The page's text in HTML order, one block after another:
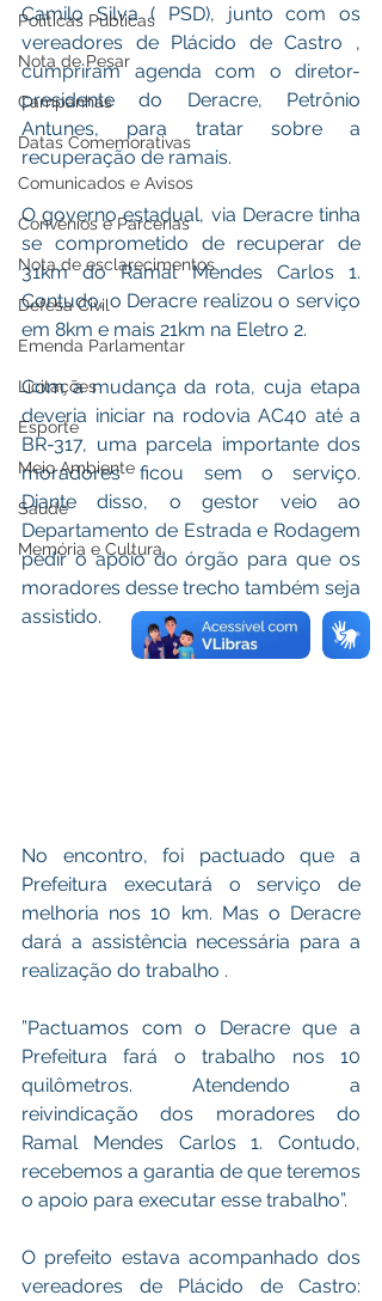
Políticas Públicas
Nota de Pesar
Campanhas
Datas Comemorativas
Comunicados e Avisos
Convênios e Parcerias
Nota de esclarecimentos
Defesa Civil
Emenda Parlamentar
Licitações
Esporte
Meio Ambiente
Saúde
Memória e Cultura
Camilo Silva ( PSD), junto com os
vereadores de Plácido de Castro ,
cumpriram agenda com o diretor-
presidente do Deracre, Petrônio
Antunes, para tratar sobre a
recuperação de ramais.
O governo estadual, via Deracre tinha
se comprometido de recuperar de
31km do Ramal Mendes Carlos 1.
Contudo, o Deracre realizou o serviço
em 8km e mais 21km na Eletro 2.
Com a mudança da rota, cuja etapa
deveria iniciar na rodovia AC40 até a
BR-317, uma parcela importante dos
moradores ficou sem o serviço.
Diante disso, o gestor veio ao
Departamento de Estrada e Rodagem
pedir o apoio do órgão para que os
moradores desse trecho também seja
assistido.
No encontro, foi pactuado que a
Prefeitura executará o serviço de
melhoria nos 10 km. Mas o Deracre
dará a assistência necessária para a
realização do trabalho .
”Pactuamos com o Deracre que a
Prefeitura fará o trabalho nos 10
quilômetros. Atendendo a
reivindicação dos moradores do
Ramal Mendes Carlos 1. Contudo,
recebemos a garantia de que teremos
o apoio para executar esse trabalho”.
O prefeito estava acompanhado dos
vereadores de Plácido de Castro: